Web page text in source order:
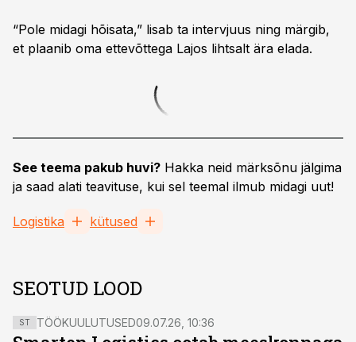
“Pole midagi hõisata,” lisab ta intervjuus ning märgib,
et plaanib oma ettevõttega Lajos lihtsalt ära elada.
See teema pakub huvi? Hakka neid märksõnu jälgima
ja saad alati teavituse, kui sel teemal ilmub midagi uut!
Logistika kütused
SEOTUD LOOD
ST TÖÖKUULUTUSED09.07.26, 10:36